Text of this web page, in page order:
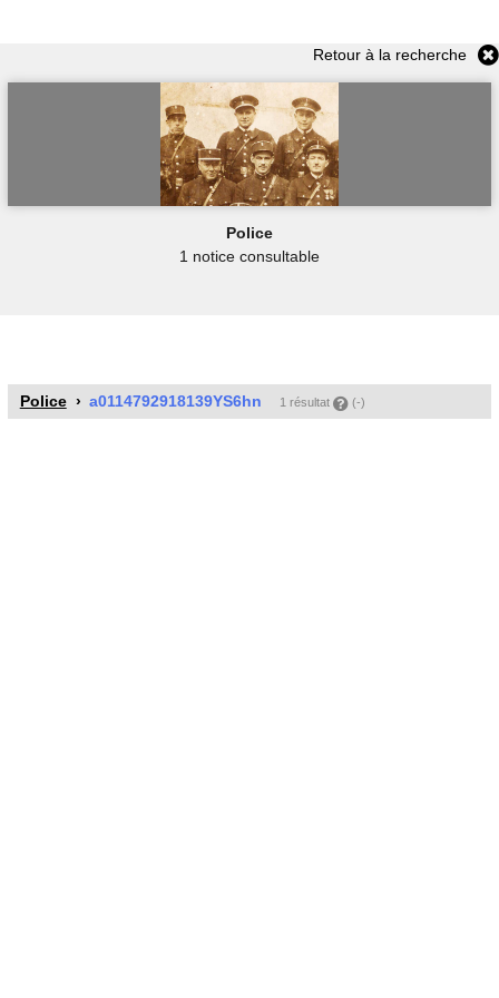
Retour à la recherche
Police
1 notice consultable
Police a0114792918139YS6hn 1 résultat (-)